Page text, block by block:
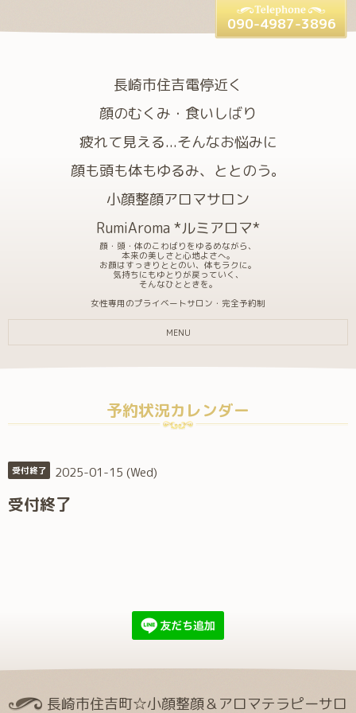
長崎市住吉電停近く
顔のむくみ・食いしばり
疲れて見える...そんなお悩みに
顔も頭も体もゆるみ、ととのう。
小顔整顔アロマサロン
RumiAroma *ルミアロマ*
顔・頭・体のこわばりをゆるめながら、
本来の美しさと心地よさへ。
お顔はすっきりととのい、体もラクに。
気持ちにもゆとりが戻っていく、
そんなひとときを。
女性専用のプライベートサロン・完全予約制
090-4987-3896
MENU
予約状況カレンダー
受付終了 2025-01-15 (Wed)
受付終了
長崎市住吉町☆小顔整顔＆アロマテラピーサロ